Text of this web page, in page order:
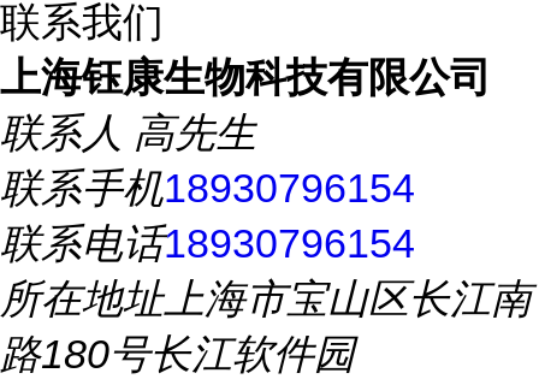
联系我们
上海钰康生物科技有限公司
联系人 高先生
联系手机18930796154
联系电话18930796154
所在地址上海市宝山区长江南
路180号长江软件园